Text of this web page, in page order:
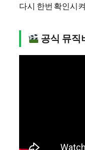
다시 한번 확인시
공식 뮤직